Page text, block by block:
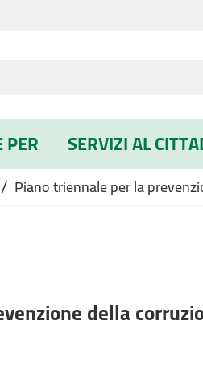
PER SERVIZI AL
/ Piano triennale per la
della